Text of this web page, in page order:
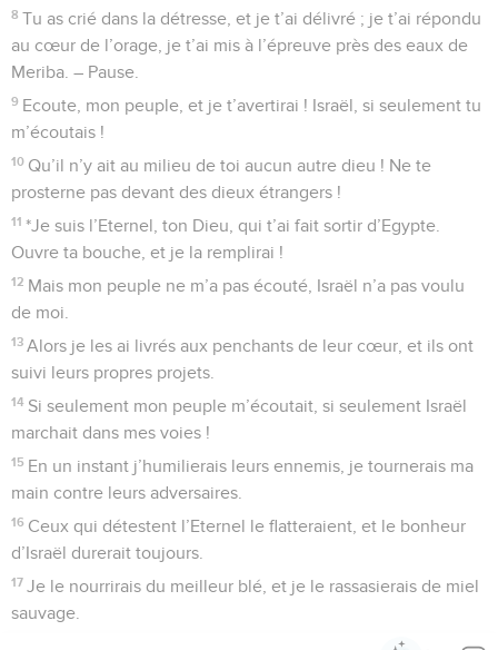
O Dieu, relève-nous ! Fais briller ton visage, et nous serons
sauvés !
5 Eternel, Dieu de l’univers, jusqu’à quand t’irriteras-tu contre
la prière de ton peuple ?
6 Tu les as nourris d’un pain trempé de larmes, tu leur as fait
boire des larmes à pleine mesure.
7
Tu fais de nous une source de conflits pour nos voisins et
nos ennemis se moquent de nous.
8 Dieu de l’univers, relève-nous ! Fais briller ton visage, et
nous serons sauvés !
9 Tu avais arraché de l’Egypte une vigne : tu as chassé des
nations et tu l’as plantée.
10 Tu as déblayé le sol devant elle : elle a pris racine et
rempli la terre.
11 Les montagnes étaient couvertes de son ombre, et ses
rameaux étaient comme des cèdres de Dieu.
12 Elle étendait ses branches jusqu’à la mer, et ses rejets
jusqu’au fleuve.
13
Pourquoi as-tu renversé ses clôtures ? Voilà que tous les
passants la dépouillent.
Le sanglier de la forêt y sème la dévastation, et les bêtes